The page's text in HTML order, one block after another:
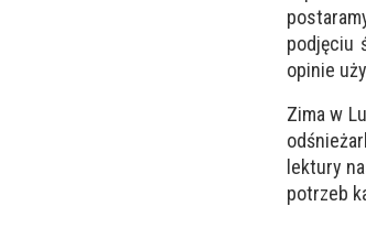
podjęciu
opinie
Zima w
lektury
potrzeb